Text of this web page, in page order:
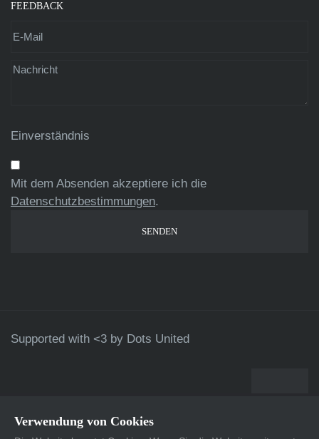
FEEDBACK
Einverständnis
Mit dem Absenden akzeptiere ich die
Datenschutzbestimmungen.
Supported with <3 by Dots United
Verwendung von Cookies